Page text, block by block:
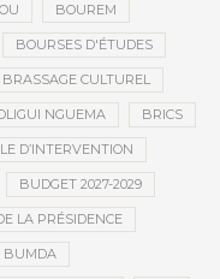
BOUREM
BOURSES D'ÉTUDES
BRASSAGE CULTUREL
NGUEMA BRICS
D’INTERVENTION
BUDGET 2027-2029
LA PRÉSIDENCE
BUMDA